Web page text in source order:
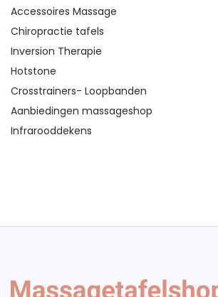
Accessoires Massage
Chiropractie tafels
Inversion Therapie
Hotstone
Crosstrainers- Loopbanden
Aanbiedingen massageshop
Infrarooddekens